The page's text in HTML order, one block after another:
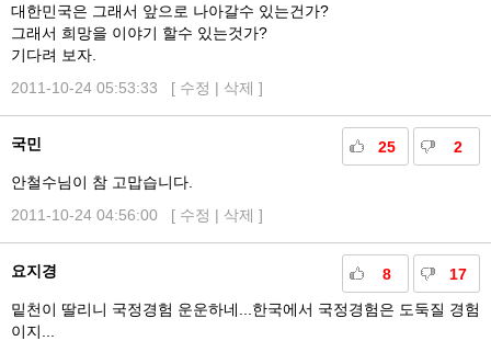
대한민국은 그래서 앞으로 나아갈수 있는건가?
그래서 희망을 이야기 할수 있는것가?
기다려 보자.
2011-10-24 05:53:33 [ 수정 | 삭제 ]
25 2
국민
안철수님이 참 고맙습니다.
2011-10-24 04:56:00 [ 수정 | 삭제 ]
8 17
요지경
밑천이 딸리니 국정경험 운운하네...한국에서 국정경험은 도둑질 경험
이지...